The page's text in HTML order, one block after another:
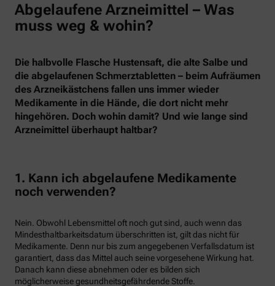
Abgelaufene Arzneimittel – Was
muss weg & wohin?
Die halbvolle Flasche Hustensaft, die alte Salbe und
die abgelaufenen Schmerztabletten – beim Aufräumen
des Arzneikästchens fallen uns immer wieder
Medikamente in die Hände, die dort nicht mehr
hingehören. Doch wohin damit? Und wie lange sind
Arzneimittel überhaupt haltbar?
1. Kann ich abgelaufene Medikamente
noch verwenden?
Nein. Obwohl Lebensmittel oft noch gut sind, auch wenn das
Mindesthaltbarkeitsdatum überschritten ist, gilt das nicht für
Medikamente. Denn nur bis zum angegebenen Verfallsdatum ist
garantiert, dass das Mittel auch seine vorgesehene Wirkung hat.
Danach kann diese abnehmen oder es bilden sich
möglicherweise gesundheitsgefährdende Stoffe.